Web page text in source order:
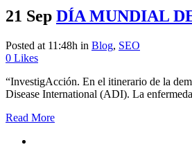
21 Sep DÍA MUNDIAL
Posted at 11:48h in Blog, SEO
0 Likes
“InvestigAcción. En el itinerario de la
Disease International (ADI). La
Read More